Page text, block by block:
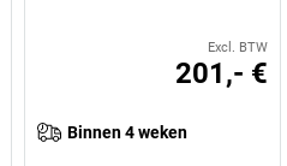
Excl. BTW
201,- €
Binnen 4 weken